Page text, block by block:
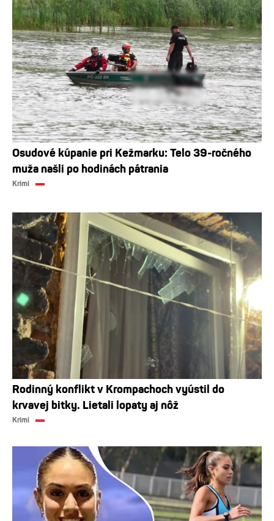
Osudové kúpanie pri Kežmarku: Telo 39-ročného
muža našli po hodinách pátrania
Krimi
Rodinný konflikt v Krompachoch vyústil do
krvavej bitky. Lietali lopaty aj nôž
Krimi